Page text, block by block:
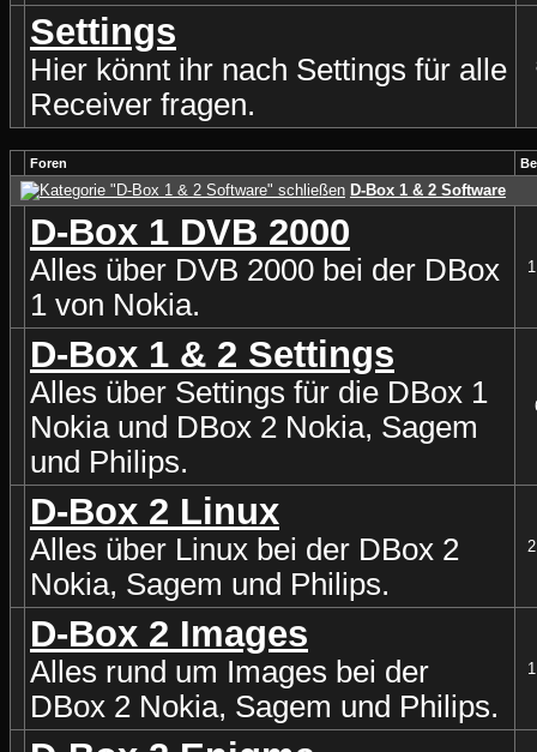
Settings
Hier könnt ihr nach Settings für alle
Receiver fragen.
Foren
D-Box 1 & 2 Software
D-Box 1 DVB 2000
Alles über DVB 2000 bei der DBox
1 von Nokia.
D-Box 1 & 2 Settings
Alles über Settings für die DBox 1
Nokia und DBox 2 Nokia, Sagem
und Philips.
D-Box 2 Linux
Alles über Linux bei der DBox 2
Nokia, Sagem und Philips.
D-Box 2 Images
Alles rund um Images bei der
DBox 2 Nokia, Sagem und Philips.